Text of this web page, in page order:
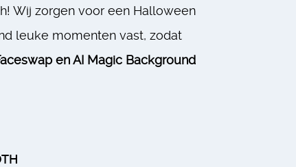
Wij zorgen voor een Halloween
leuke momenten vast, zodat
en AI Magic Background